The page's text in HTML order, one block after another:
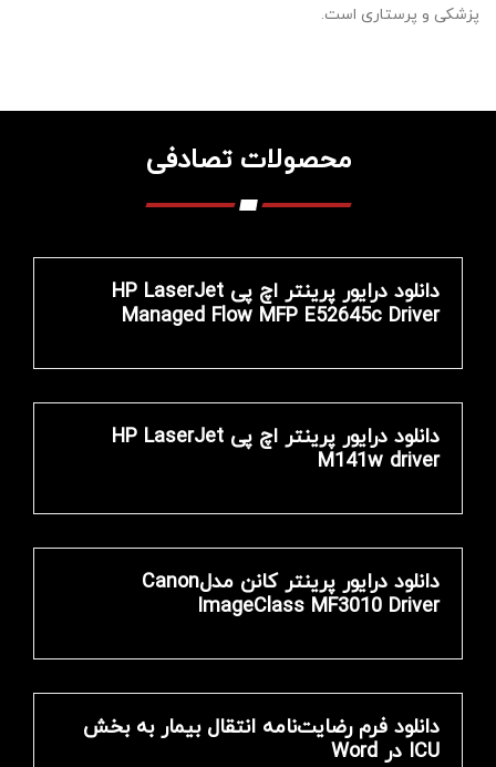
پزشکی و پرستاری است.
محصولات تصادفی
دانلود درایور پرینتر اچ پی HP LaserJet
Managed Flow MFP E52645c Driver
دانلود درایور پرینتر اچ پی HP LaserJet
M141w driver
دانلود درایور پرینتر کانن مدلCanon
ImageClass MF3010 Driver
دانلود فرم رضایت‌نامه انتقال بیمار به بخش
ICU در Word